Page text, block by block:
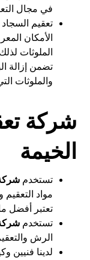
في مجال
تعقيم
الأمكان
الملوثات
تضمن إزالة
والملوثات
شركة
الخيمة
تستخدم
مواد
تعتبر أفضل
تستخدم
الرش
لدينا فنيين